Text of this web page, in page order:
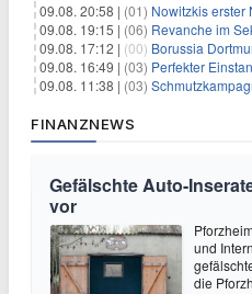
09.08. 20:58 | (01) Nowitzkis erster
09.08. 19:15 | (06) Revanche im
09.08. 17:12 | (00) Borussia
09.08. 16:49 | (03) Perfekter
09.08. 11:38 | (03) Schmutzkampagne
FINANZNEWS
Gefälschte Auto-
vor
und
die